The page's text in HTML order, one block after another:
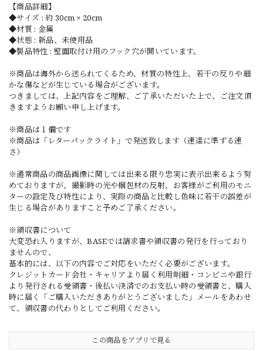
【商品詳細】
◆サイズ : 約 30cm × 20cm
◆材質 : 金属
◆状態 : 新品、未使用品
◆製品特性 : 壁面取付け用のフック穴が開いています。
※商品は海外から送られてくるため、材質の特性上、若干の反りや細
かな傷などが生じている場合がございます。
つきましては、上記内容をご理解、ご了承いただいた上で、ご注文頂
きますようお願い申し上げます。
※商品は１個です
※商品は「レターパックライト」で発送致します（速達に準ずる速
さ）
※通常商品の商品画像に関しては出来る限り忠実に表示出来るよう努
めておりますが、撮影時の光や梱包材の反射、お客様がご利用のモニ
ターの設定及び特性により、実際の商品と比較し色味に若干の誤差が
生じる場合がありますこと予めご了承ください。
※領収書について
大変恐れ入りますが、BASEでは請求書や領収書の発行を行っており
ませんので、
基本的には、以下の内容でご対応をいただく必要がございます。
クレジットカード会社・キャリアより届く利用明細・コンビニや銀行
より発行される受領書・後払い決済でのお支払い時の受領書と、購入
時に届く「ご購入いただきありがとうございました」メールをあわせ
て、領収書の代わりとしてご利用ください。
この商品をアプリで見る